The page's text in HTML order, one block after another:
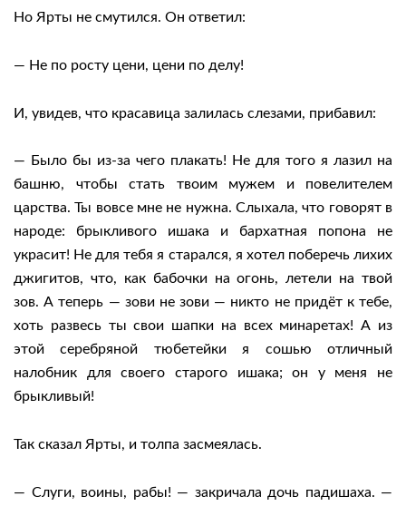
Но Ярты не смутился. Он ответил:
— Не по росту цени, цени по делу!
И, увидев, что красавица залилась слезами, прибавил:
— Было бы из-за чего плакать! Не для того я лазил на
башню, чтобы стать твоим мужем и повелителем
царства. Ты вовсе мне не нужна. Слыхала, что говорят в
народе: брыкливого ишака и бархатная попона не
украсит! Не для тебя я старался, я хотел поберечь лихих
джигитов, что, как бабочки на огонь, летели на твой
зов. А теперь — зови не зови — никто не придёт к тебе,
хоть развесь ты свои шапки на всех минаретах! А из
этой серебряной тюбетейки я сошью отличный
налобник для своего старого ишака; он у меня не
брыкливый!
Так сказал Ярты, и толпа засмеялась.
— Слуги, воины, рабы! — закричала дочь падишаха. —